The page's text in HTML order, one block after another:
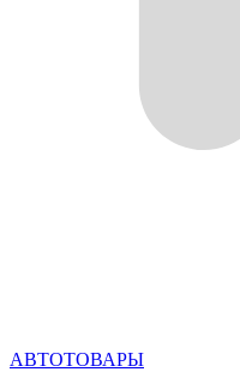
АВТОТОВАРЫ